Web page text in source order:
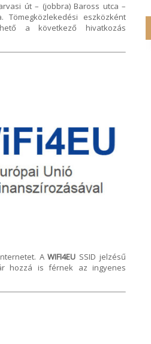
út – (jobbra) Baross utca –
eszközként
a következő hivatkozás
AWIFI4EU SSID jelzésű
hozzá is férnek az ingyenes